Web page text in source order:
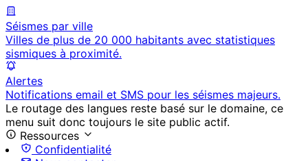
Séismes par ville
Villes de plus de 20 000 habitants avec statistiques
sismiques à proximité.
Alertes
Notifications email et SMS pour les séismes majeurs.
Le routage des langues reste basé sur le domaine, ce
menu suit donc toujours le site public actif.
Ressources
Confidentialité